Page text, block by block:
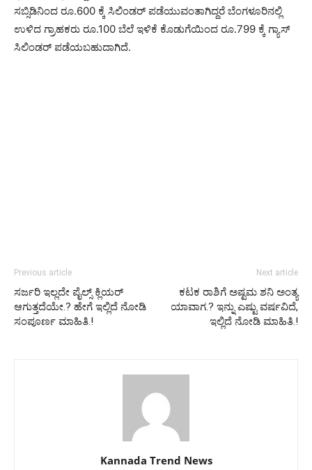
ಸಬ್ಸಿಡಿನಿಂದ ರೂ.600 ಕ್ಕೆ ಸಿಲಿಂಡರ್ ಪಡೆಯುವಂತಾಗಿದ್ದರೆ ಬೆಂಗಳೂರಿನಲ್ಲಿ
ಉಳಿದ ಗ್ರಾಹಕರು ರೂ.100 ಬೆಲೆ ಇಳಿಕೆ ಕೊಡುಗೆಯಿಂದ ರೂ.799 ಕ್ಕೆ ಗ್ಯಾಸ್
ಸಿಲಿಂಡರ್ ಪಡೆಯಬಹುದಾಗಿದೆ.
Previous article
ಸರ್ಜರಿ ಇಲ್ಲದೇ ಪೈಲ್ಸ್ ಕ್ಲಿಯರ್
ಆಗುತ್ತದೆಯೇ.? ಹೇಗೆ ಇಲ್ಲಿದೆ ನೋಡಿ
ಸಂಪೂರ್ಣ ಮಾಹಿತಿ.!
Next article
ಕಟಕ ರಾಶಿಗೆ ಅಷ್ಟಮ ಶನಿ ಅಂತ್ಯ
ಯಾವಾಗ.? ಇನ್ನು ಎಷ್ಟು ವರ್ಷವಿದೆ,
ಇಲ್ಲಿದೆ ನೋಡಿ ಮಾಹಿತಿ.!
Kannada Trend News